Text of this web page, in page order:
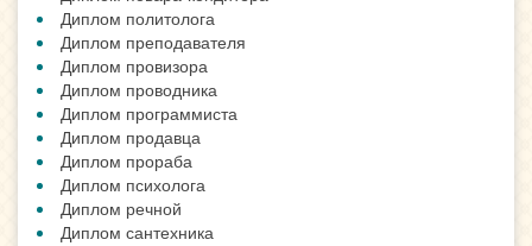
Диплом политолога
Диплом преподавателя
Диплом провизора
Диплом проводника
Диплом программиста
Диплом продавца
Диплом прораба
Диплом психолога
Диплом речной
Диплом сантехника